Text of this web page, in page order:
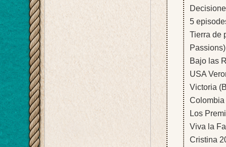
5
Tierra de
Bajo las
USA
Victoria
Colombia
Los
Viva la
Cristina